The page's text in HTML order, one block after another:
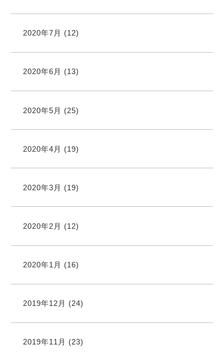
2020年7月 (12)
2020年6月 (13)
2020年5月 (25)
2020年4月 (19)
2020年3月 (19)
2020年2月 (12)
2020年1月 (16)
2019年12月 (24)
2019年11月 (23)